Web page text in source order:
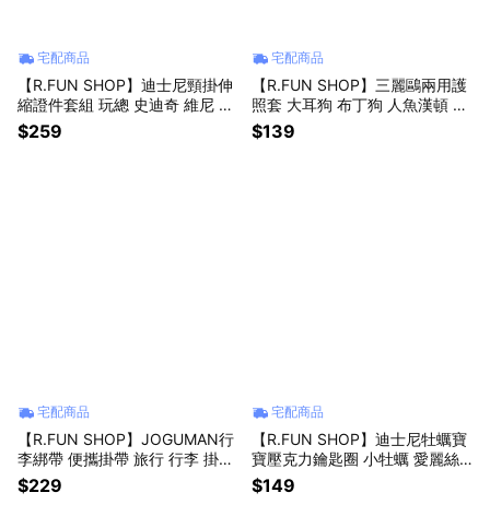
宅配商品
【R.FUN SHOP】迪士尼頸掛伸
縮證件套組 玩總 史迪奇 維尼 奇
蒂 米奇 皮克斯 票卡 證件套 伸縮
識別證 CA960
$259
宅配商品
【R.FUN SHOP】三麗鷗兩用護
照套 大耳狗 布丁狗 人魚漢頓 酷
洛米 凱蒂貓 出國 護照夾 旅行周
邊 BF696
$139
宅配商品
【R.FUN SHOP】JOGUMAN行
李綁帶 便攜掛帶 旅行 行李 掛勾
掛帶 郊遊 韓國IP JOG007
$229
宅配商品
【R.FUN SHOP】迪士尼牡蠣寶
寶壓克力鑰匙圈 小牡蠣 愛麗絲
夢遊仙境 鑰匙圈 紀念品 收藏品
吊飾 CA968
$149